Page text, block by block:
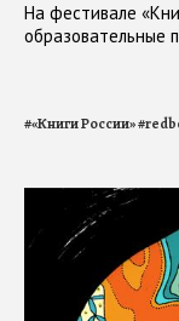
На фестивале
образовательные
#«Книги России»#